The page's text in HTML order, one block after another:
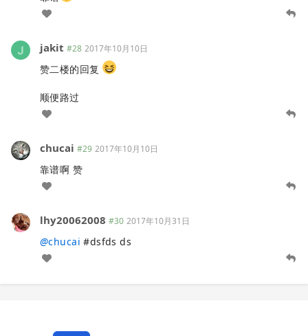
jakit #28 2017年10月10日
赞二楼的回复
顺便路过
chucai #29 2017年10月10日
靠谱啊 赞
lhy20062008 #30 2017年10月31日
@chucai #dsfds ds